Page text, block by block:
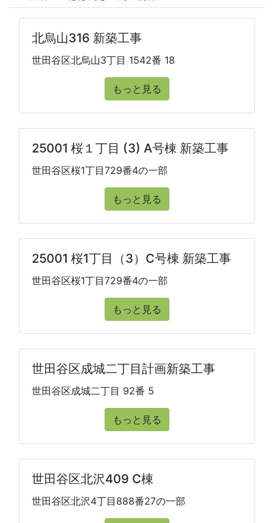
北烏山316 新築工事
世田谷区北烏山3丁目 1542番 18
もっと見る
25001 桜１丁目 (3) A号棟 新築工事
世田谷区桜1丁目729番4の一部
もっと見る
25001 桜1丁目（3）C号棟 新築工事
世田谷区桜1丁目729番4の一部
もっと見る
世田谷区成城二丁目計画新築工事
世田谷区成城二丁目 92番 5
もっと見る
世田谷区北沢409 C棟
世田谷区北沢4丁目888番27の一部